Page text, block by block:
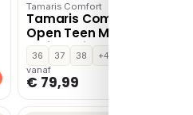
Tamaris Comfort
Tamaris Comfort
Open Teen Middel
Bruin – Middelbruin
36 37 38
+4
vanaf
€ 79,99